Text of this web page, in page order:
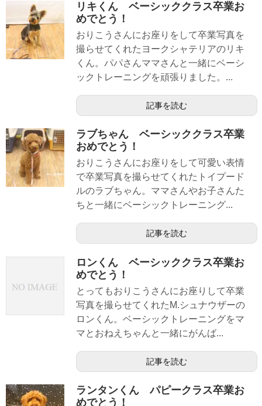
リキくん ベーシッククラス卒業お
めでとう！
おりこうさんにお座りをして卒業写真を
撮らせてくれたヨークシャテリアのリキ
くん。パパさんママさんと一緒にベーシ
ックトレーニングを頑張りました。...
記事を読む
ラブちゃん ベーシッククラス卒業
おめでとう！
おりこうさんにお座りをして可愛い表情
で卒業写真を撮らせてくれたトイプード
ルのラブちゃん。ママさんやお子さんた
ちと一緒にベーシックトレーニング...
記事を読む
ロンくん ベーシッククラス卒業お
めでとう！
とってもおりこうさんにお座りして卒業
写真を撮らせてくれたM.シュナウザーの
ロンくん。ベーシックトレーニングをマ
マとおねえちゃんと一緒にがんば...
記事を読む
ランタンくん パピークラス卒業お
めでとう！